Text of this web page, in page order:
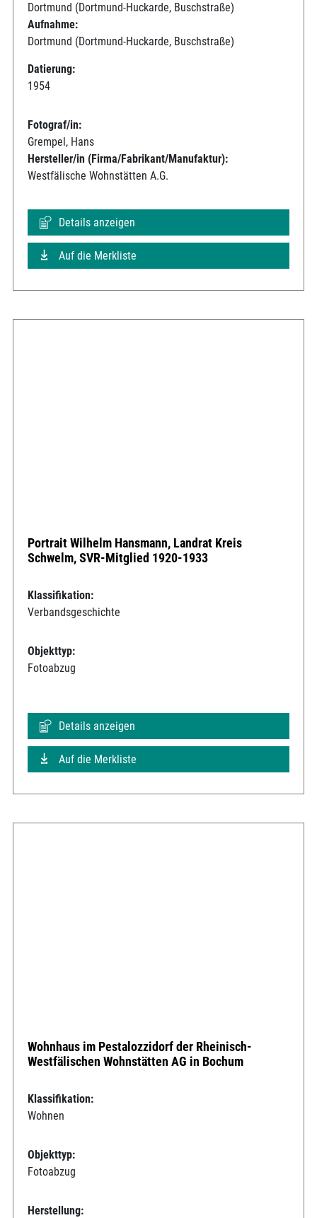
Dortmund (Dortmund-Huckarde, Buschstraße)
Aufnahme:
Dortmund (Dortmund-Huckarde, Buschstraße)
Datierung:
1954
Fotograf/in:
Grempel, Hans
Hersteller/in (Firma/Fabrikant/Manufaktur):
Westfälische Wohnstätten A.G.
Details anzeigen
Auf die Merkliste
Portrait Wilhelm Hansmann, Landrat Kreis
Schwelm, SVR-Mitglied 1920-1933
Klassifikation:
Verbandsgeschichte
Objekttyp:
Fotoabzug
Details anzeigen
Auf die Merkliste
Wohnhaus im Pestalozzidorf der Rheinisch-
Westfälischen Wohnstätten AG in Bochum
Klassifikation:
Wohnen
Objekttyp:
Fotoabzug
Herstellung: